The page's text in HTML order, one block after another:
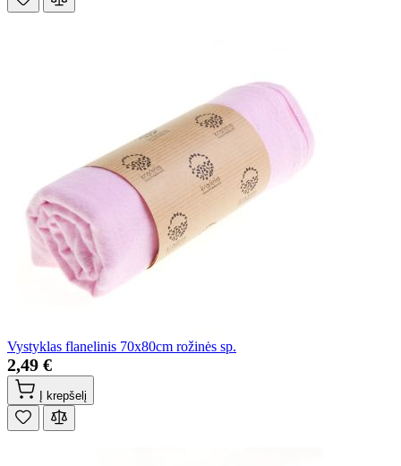
Vystyklas flanelinis 70x80cm rožinės sp.
2,49 €
Į krepšelį